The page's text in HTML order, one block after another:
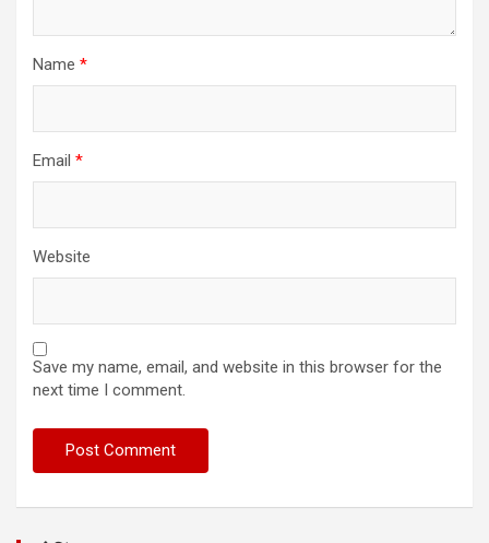
Name *
Email *
Website
Save my name, email, and website in this browser for the
next time I comment.